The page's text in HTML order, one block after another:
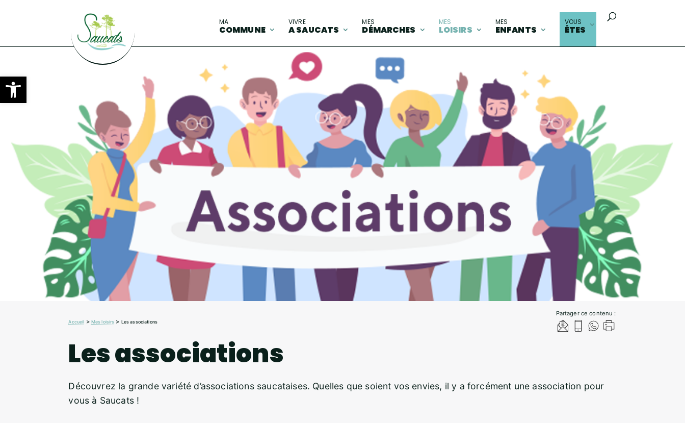
Ouvrir la barre d’outils
MA
COMMUNE
VIVRE
A SAUCATS
MES
DÉMARCHES
MES
LOISIRS
MES
ENFANTS
VOUS
ÊTES
Partager ce contenu :
Accueil > Mes loisirs > Les associations
Les associations
Découvrez la grande variété d’associations saucataises. Quelles que soient vos envies, il y a forcément une association pour
vous à Saucats !